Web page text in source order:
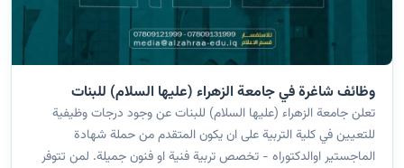
وظائف شاغرة في جامعة الزهراء (عليها السلام) للبنات
تعلن جامعة الزهراء (عليها السلام) للبنات عن وجود درجات وظيفية
للتعيين في كلية التربية على ان يكون المتقدم من حملة شهادة
الماجستير اوالدكتوراه - تخصص تربية فنية او فنون جميلة. لمن تتوفر